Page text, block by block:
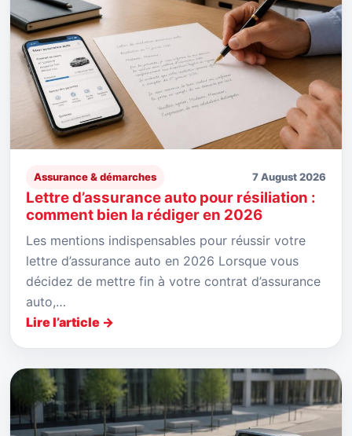
Assurance & démarches 7 August 2026
Lettre d’assurance auto pour résiliation :
comment bien la rédiger en 2026
Les mentions indispensables pour réussir votre
lettre d’assurance auto en 2026 Lorsque vous
décidez de mettre fin à votre contrat d’assurance
auto,…
Lire l’article →